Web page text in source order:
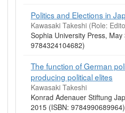
Politics and Elections in
Kawasaki Takeshi (Role:
Sophia University Press,
9784324104682)
The function of German
producing political elites
Kawasaki Takeshi
Konrad Adenauer Stiftung
2015 (ISBN: 9784990689964)